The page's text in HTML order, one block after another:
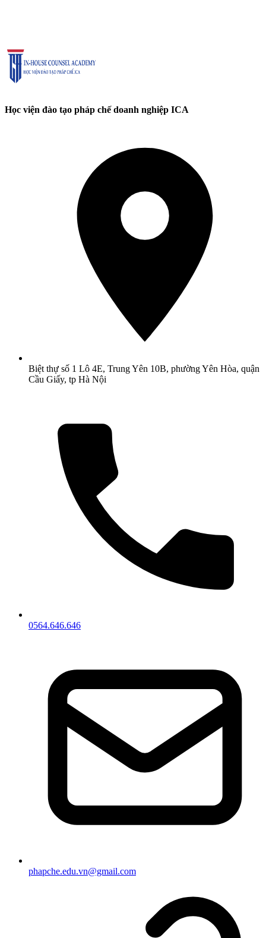
Học viện đào tạo pháp chế doanh nghiệp ICA
Biệt thự số 1 Lô 4E, Trung Yên 10B, phường Yên Hòa, quận
Cầu Giấy, tp Hà Nội
0564.646.646
phapche.edu.vn@gmail.com